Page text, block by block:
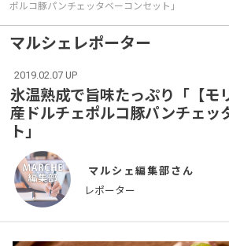
ポルコ豚パンチェッタベーコンセット」
マルシェレポーター
2019.02.07 UP
氷温熟成で旨味たっぷり「【モ
産ドルチェポルコ豚パンチェッ
ト」
マルシェ編集部
レポーター